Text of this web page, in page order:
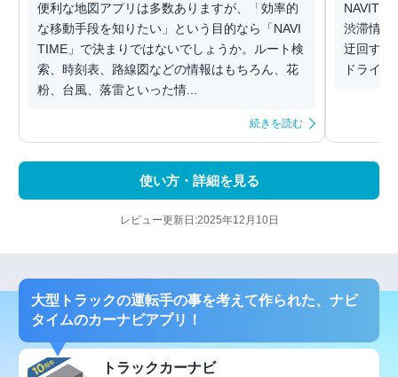
便利な地図アプリは多数ありますが、「効率的
な移動手段を知りたい」という目的なら「NAVI
TIME」で決まりではないでしょうか。ルート検
索、時刻表、路線図などの情報はもちろん、花
粉、台風、落雷といった情...
続きを読む
渋滞情報
迂回する
ドライ
使い方・詳細を見る
レビュー更新日:2025年12月10日
大型トラックの運転手の事を考えて作られた、ナビ
タイムのカーナビアプリ！
トラックカーナビ